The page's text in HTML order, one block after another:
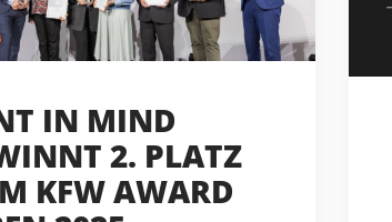
IN MIND
2. PLATZ
KFW AWARD